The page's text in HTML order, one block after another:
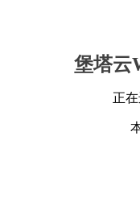
堡塔云
正